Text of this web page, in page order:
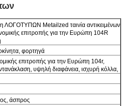
ΛΟΓΟΤΥΠΩΝ Metailzed ταινία αντικειμένων
επιτροπής για την Ευρώπη 104R
φορτηγά
επιτροπής για την Ευρώπη 104r,
υψηλή διαφάνεια, ισχυρή κόλλα,
άσπρος